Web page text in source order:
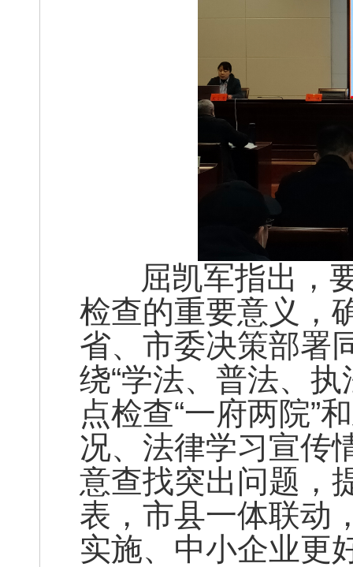
屈凯军指出，要
检查的重要意义，
省、市委决策部署
绕“学法、普法、
点检查“一府两院”
况、法律学习宣传
意查找突出问题，
表，市县一体联动
实施、中小企业更